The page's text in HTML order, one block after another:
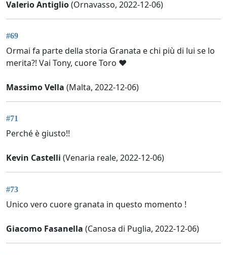
Valerio Antiglio(Ornavasso, 2022-12-06)
#69
Ormai fa parte della storia Granata e chi più di lui se lo
merita?! Vai Tony, cuore Toro ♥️
Massimo Vella (Malta, 2022-12-06)
#71
Perché è giusto!!
Kevin Castelli (Venaria reale, 2022-12-06)
#73
Unico vero cuore granata in questo momento !
Giacomo Fasanella (Canosa di Puglia, 2022-12-06)